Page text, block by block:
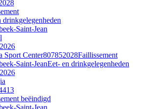
drinkgelegenheden
Saint-Jean
Sport Center807852028Faillissement
Saint-JeanEet- en drinkgelegenheden
beëindigd
Saint-Jean